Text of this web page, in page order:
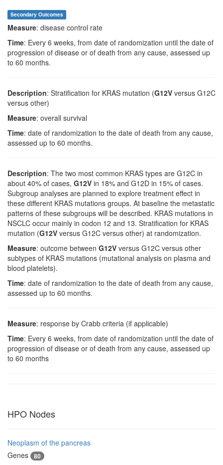
Secondary Outcomes
Measure: disease control rate
Time: Every 6 weeks, from date of randomization until the date of
progression of disease or of death from any cause, assessed up
to 60 months.
Description: Stratification for KRAS mutation (G12V versus G12C
versus other)
Measure: overall survival
Time: date of randomization to the date of death from any cause,
assessed up to 60 months.
Description: The two most common KRAS types are G12C in
about 40% of cases, G12V in 18% and G12D in 15% of cases.
Subgroup analyses are planned to explore treatment effect in
these different KRAS mutations groups. At baseline the metastatic
patterns of these subgroups will be described. KRAS mutations in
NSCLC occur mainly in codon 12 and 13. Stratification for KRAS
mutation (G12V versus G12C versus other) at randomization.
Measure: outcome between G12V versus G12C versus other
subtypes of KRAS mutations (mutational analysis on plasma and
blood platelets).
Time: date of randomization to the date of death from any cause,
assessed up to 60 months.
Measure: response by Crabb criteria (if applicable)
Time: Every 6 weeks, from date of randomization until the date of
progression of disease or of death from any cause, assessed up
to 60 months
HPO Nodes
Neoplasm of the pancreas
Genes
80